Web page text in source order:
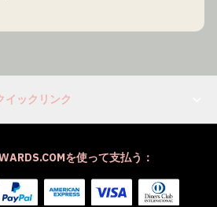
イックリンク
を使って支払う：